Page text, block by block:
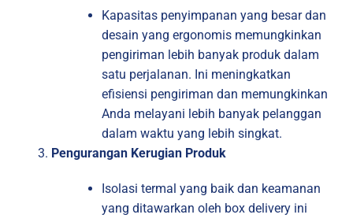
Kapasitas penyimpanan yang besar dan
desain yang ergonomis memungkinkan
pengiriman lebih banyak produk dalam
satu perjalanan. Ini meningkatkan
efisiensi pengiriman dan memungkinkan
Anda melayani lebih banyak pelanggan
dalam waktu yang lebih singkat.
Pengurangan Kerugian Produk
Isolasi termal yang baik dan keamanan
yang ditawarkan oleh box delivery ini